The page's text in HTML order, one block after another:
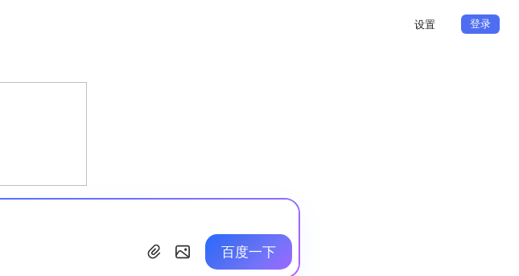
设置 登录
百度一下